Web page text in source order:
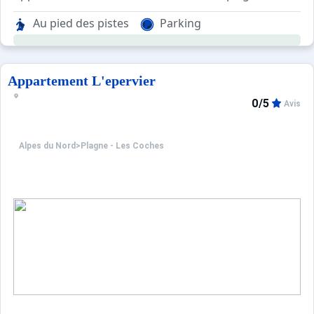
Agréable et confortable, avec ascenseur, cet
Pour votre confort, vous trouverez sur place : un
Au pied des pistes Parking
Appartement L'epervier
Alpes du Nord > Plagne - Les Coches
0/5 Avis